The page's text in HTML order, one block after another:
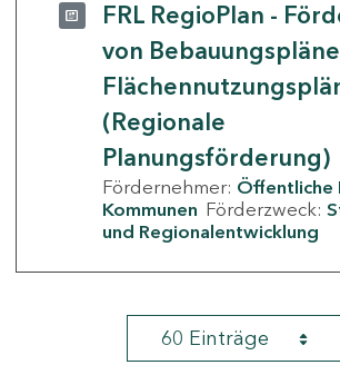
FRL RegioPlan -
von
(Regionale
Planungsförderung)
Fördernehmer: Öffentliche
Kommunen Förderzweck:
und Regionalentwicklung
60 Einträge